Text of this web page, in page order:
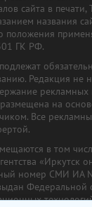
сайта в
названия
положения
ГК РФ.
Редакция не
рекламных
на
Все
в том
«Иркутск
номер СМИ
Федеральной